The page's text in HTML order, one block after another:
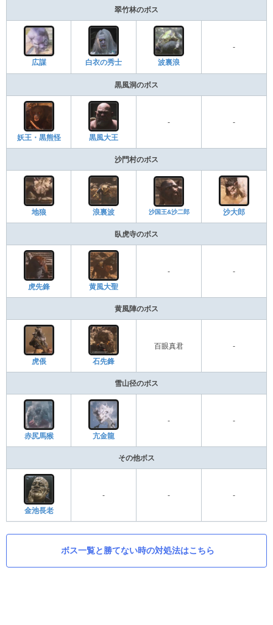
翠竹林のボス
広謀 白衣の秀士 波裏浪
-
黒風洞のボス
妖王・黒熊怪 黒風大王
- -
沙門村のボス
地狼 浪裏波 沙国王&沙二郎 沙大郎
臥虎寺のボス
虎先鋒 黄風大聖
- -
黄風陣のボス
虎倀 石先鋒
百眼真君 -
雪山径のボス
赤尻馬猴 亢金龍
- -
その他ボス
金池長老
- - -
ボス一覧と勝てない時の対処法はこちら